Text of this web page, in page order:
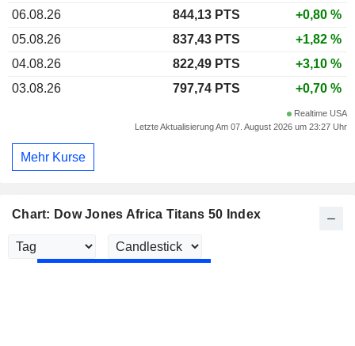
Chart: Dow Jones Africa Titans 50 Index
06.08.26
844,13 PTS
+0,80 %
05.08.26
837,43 PTS
+1,82 %
04.08.26
822,49 PTS
+3,10 %
03.08.26
797,74 PTS +0,70 %
Realtime USA
Letzte Aktualisierung Am 07. August 2026 um 23:27 Uhr
Mehr Kurse